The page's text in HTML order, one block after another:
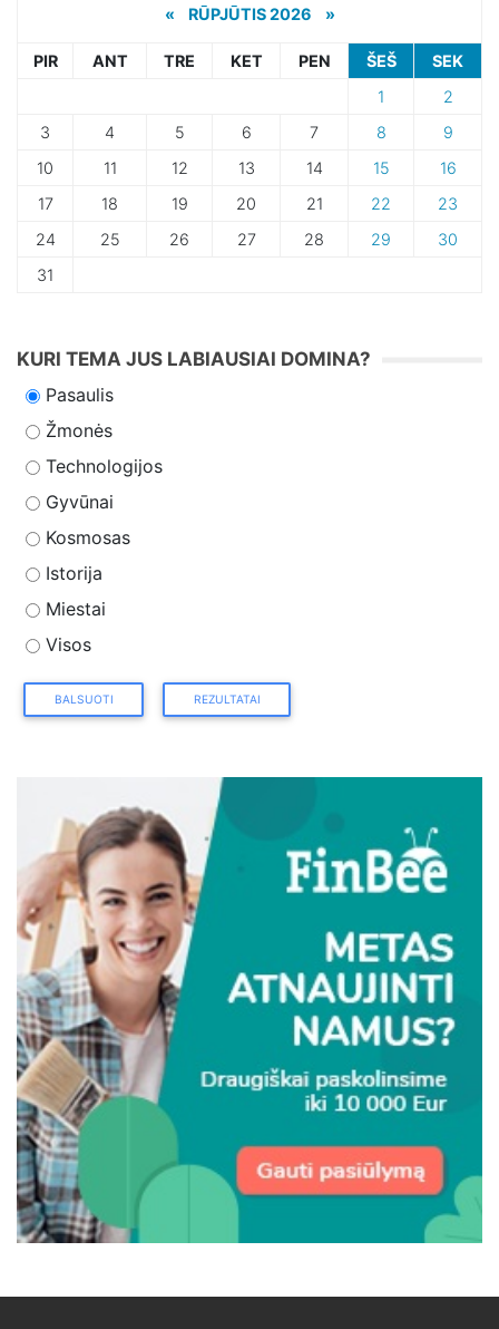
« RŪPJŪTIS 2026 »
PIR ANT TRE KET PEN ŠEŠ
SEK
1
2
3
4 5 6 7 8
9
10
11 12 13 14 15
16
17
18 19 20 21 22
23
24
25 26 27 28 29
30
31
KURI TEMA JUS LABIAUSIAI DOMINA?
Pasaulis
Žmonės
Technologijos
Gyvūnai
Kosmosas
Istorija
Miestai
Visos
BALSUOTI REZULTATAI